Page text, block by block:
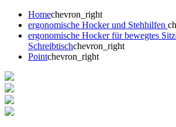
Homechevron_right
ergonomische Hocker und Stehhilfen
ergonomische Hocker für bewegtes
Schreibtischchevron_right
Pointchevron_right